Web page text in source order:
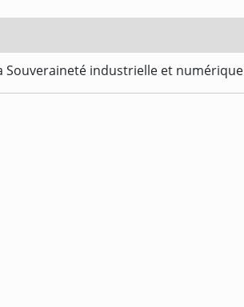
Souveraineté industrielle et numérique